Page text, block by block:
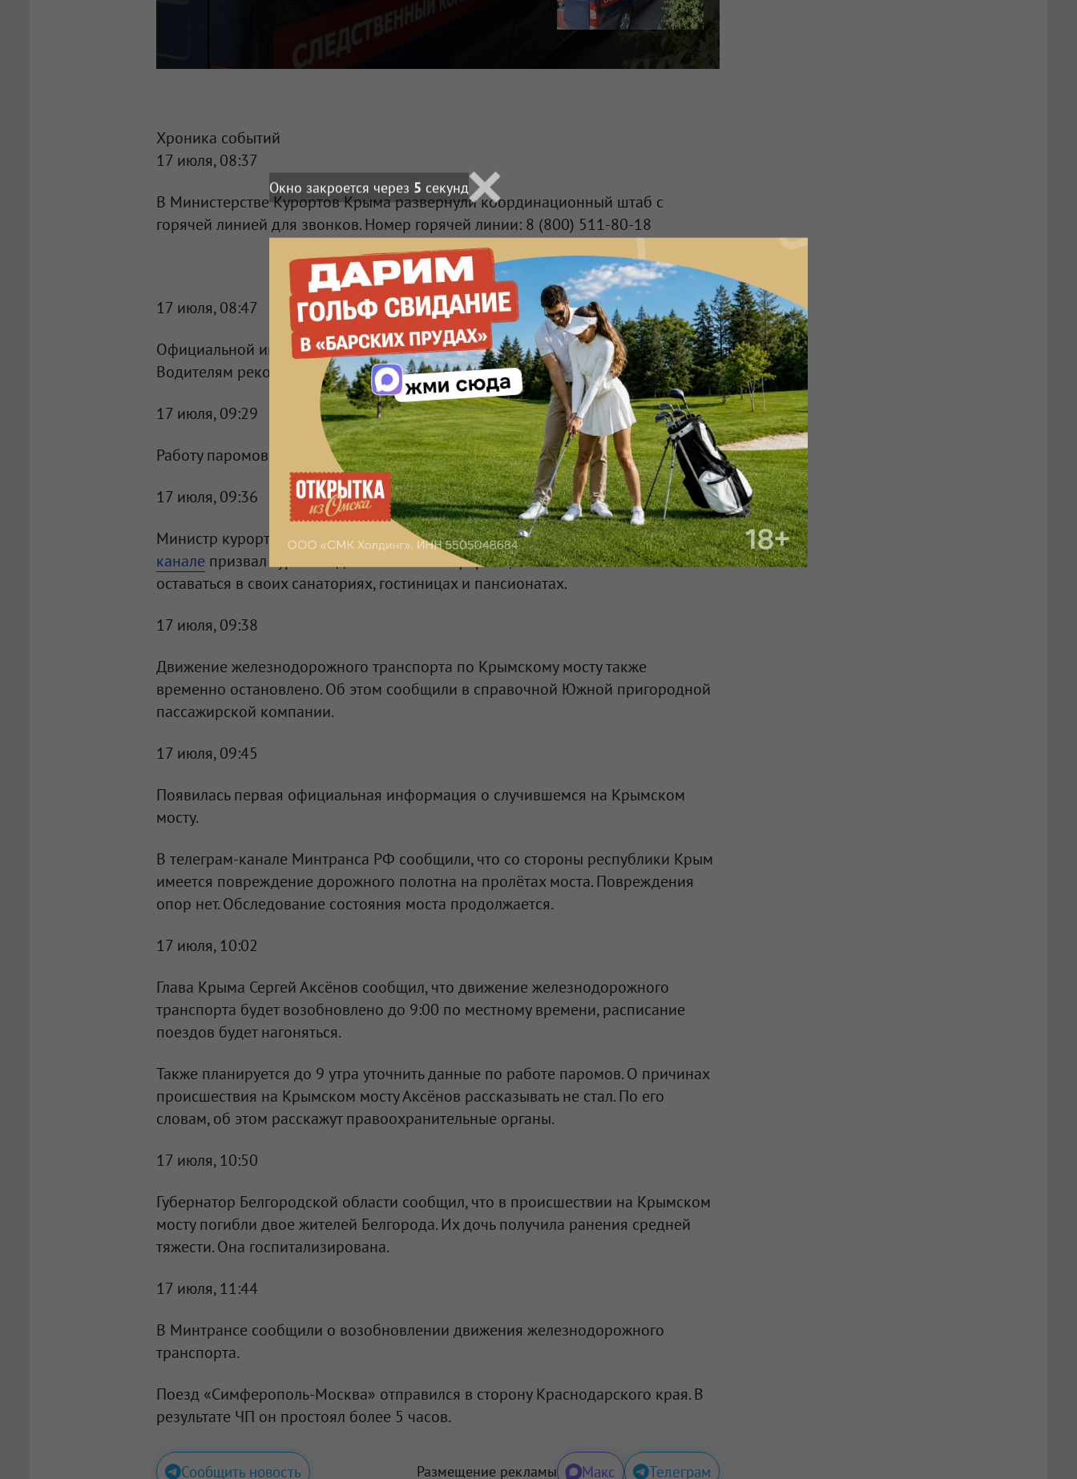
Хроника событий
17 июля, 08:37
В Министерстве Курортов Крыма развернули координационный штаб с
горячей линией для звонков. Номер горячей линии: 8 (800) 511-80-18
17 июля, 08:47
Официальной информации о произошедшем на мосту по-прежнему нет.
Водителям рекомендуют планировать альтернативные маршруты.
17 июля, 09:29
Работу паромов между Крымом и Кубанью остановили.
17 июля, 09:36
Министр курортов и туристов Республики Крыма Вадим Волченко втелеграм-
канале призвал туристов до появления информации по возможности
оставаться в своих санаториях, гостиницах и пансионатах.
17 июля, 09:38
Движение железнодорожного транспорта по Крымскому мосту также
временно остановлено. Об этом сообщили в справочной Южной пригородной
пассажирской компании.
17 июля, 09:45
Появилась первая официальная информация о случившемся на Крымском
мосту.
В телеграм-канале Минтранса РФ сообщили, что со стороны республики Крым
имеется повреждение дорожного полотна на пролётах моста. Повреждения
опор нет. Обследование состояния моста продолжается.
17 июля, 10:02
Глава Крыма Сергей Аксёнов сообщил, что движение железнодорожного
транспорта будет возобновлено до 9:00 по местному времени, расписание
поездов будет нагоняться.
Также планируется до 9 утра уточнить данные по работе паромов. О причинах
происшествия на Крымском мосту Аксёнов рассказывать не стал. По его
словам, об этом расскажут правоохранительные органы.
17 июля, 10:50
Губернатор Белгородской области сообщил, что в происшествии на Крымском
мосту погибли двое жителей Белгорода. Их дочь получила ранения средней
тяжести. Она госпитализирована.
17 июля, 11:44
В Минтрансе сообщили о возобновлении движения железнодорожного
транспорта.
Поезд «Симферополь-Москва» отправился в сторону Краснодарского края. В
результате ЧП он простоял более 5 часов.
Сообщить новость Размещение рекламы Макс Телеграм
Окно закроется через 4 секунд